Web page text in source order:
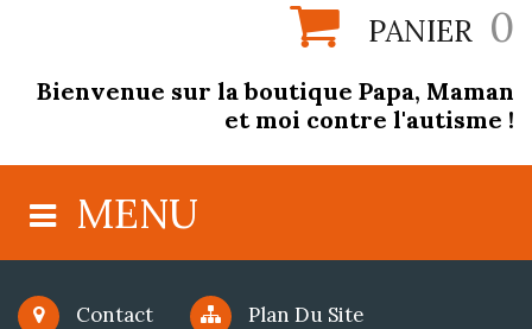
PANIER 0
Bienvenue sur la boutique Papa, Maman
et moi contre l'autisme !
MENU
Contact Plan Du Site